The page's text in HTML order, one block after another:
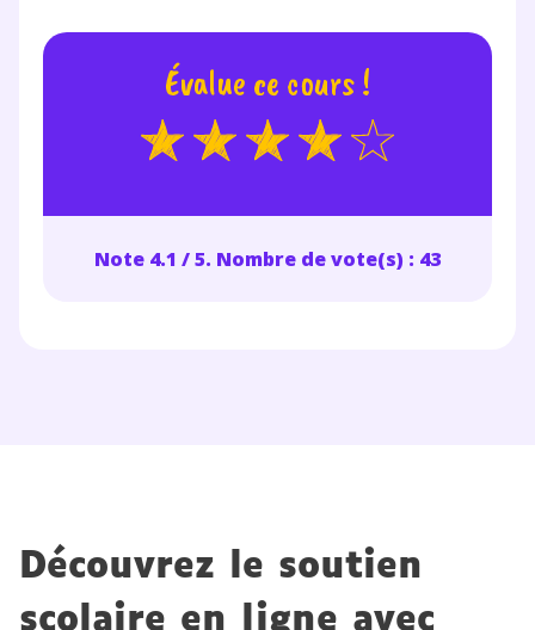
Évalue ce cours !
Note 4.1 / 5. Nombre de vote(s) : 43
Découvrez le soutien
scolaire en ligne avec